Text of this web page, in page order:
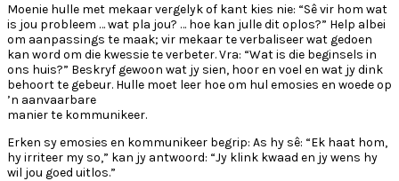
Moenie hulle met mekaar vergelyk of kant kies nie: “Sê vir hom wat
is jou probleem … wat pla jou? … hoe kan julle dit oplos?” Help albei
om aanpassings te maak; vir mekaar te verbaliseer wat gedoen
kan word om die kwessie te verbeter. Vra: “Wat is die beginsels in
ons huis?” Beskryf gewoon wat jy sien, hoor en voel en wat jy dink
behoort te gebeur. Hulle moet leer hoe om hul emosies en woede op
’n aanvaarbare
manier te kommunikeer.
Erken sy emosies en kommunikeer begrip: As hy sê: “Ek haat hom,
hy irriteer my so,” kan jy antwoord: “Jy klink kwaad en jy wens hy
wil jou goed uitlos.”